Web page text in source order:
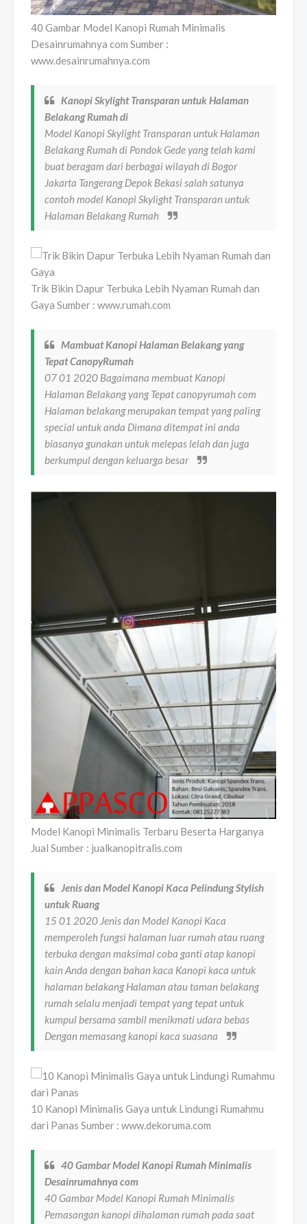
40 Gambar Model Kanopi Rumah Minimalis
Desainrumahnya com Sumber :
www.desainrumahnya.com
Kanopi Skylight Transparan untuk Halaman
Belakang Rumah di
Model Kanopi Skylight Transparan untuk Halaman
Belakang Rumah di Pondok Gede yang telah kami
buat beragam dari berbagai wilayah di Bogor
Jakarta Tangerang Depok Bekasi salah satunya
contoh model Kanopi Skylight Transparan untuk
Halaman Belakang Rumah
Trik Bikin Dapur Terbuka Lebih Nyaman Rumah dan
Gaya Sumber : www.rumah.com
Mambuat Kanopi Halaman Belakang yang
Tepat CanopyRumah
07 01 2020 Bagaimana membuat Kanopi
Halaman Belakang yang Tepat canopyrumah com
Halaman belakang merupakan tempat yang paling
special untuk anda Dimana ditempat ini anda
biasanya gunakan untuk melepas lelah dan juga
berkumpul dengan keluarga besar
Model Kanopi Minimalis Terbaru Beserta Harganya
Jual Sumber : jualkanopitralis.com
Jenis dan Model Kanopi Kaca Pelindung Stylish
untuk Ruang
15 01 2020 Jenis dan Model Kanopi Kaca
memperoleh fungsi halaman luar rumah atau ruang
terbuka dengan maksimal coba ganti atap kanopi
kain Anda dengan bahan kaca Kanopi kaca untuk
halaman belakang Halaman atau taman belakang
rumah selalu menjadi tempat yang tepat untuk
kumpul bersama sambil menikmati udara bebas
Dengan memasang kanopi kaca suasana
10 Kanopi Minimalis Gaya untuk Lindungi Rumahmu
dari Panas Sumber : www.dekoruma.com
40 Gambar Model Kanopi Rumah Minimalis
Desainrumahnya com
40 Gambar Model Kanopi Rumah Minimalis
Pemasangan kanopi dihalaman rumah pada saat